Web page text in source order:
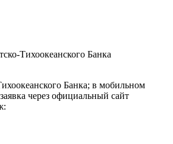
Тихоокеанского Банка
Банка; в мобильном
через официальный сайт